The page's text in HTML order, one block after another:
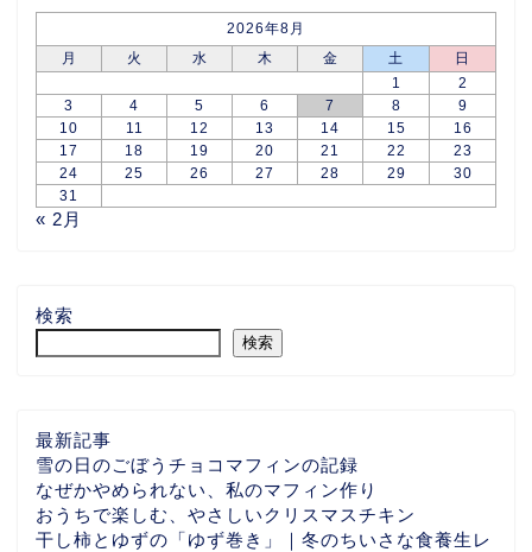
2026年8月
月
火 水 木 金 土
日
1
2
3
4 5 6 7 8
9
10
11 12 13 14 15
16
17
18 19 20 21 22
23
24
25 26 27 28 29
30
31
« 2月
検索
検索
最新記事
雪の日のごぼうチョコマフィンの記録
なぜかやめられない、私のマフィン作り
おうちで楽しむ、やさしいクリスマスチキン
干し柿とゆずの「ゆず巻き」｜冬のちいさな食養生レ